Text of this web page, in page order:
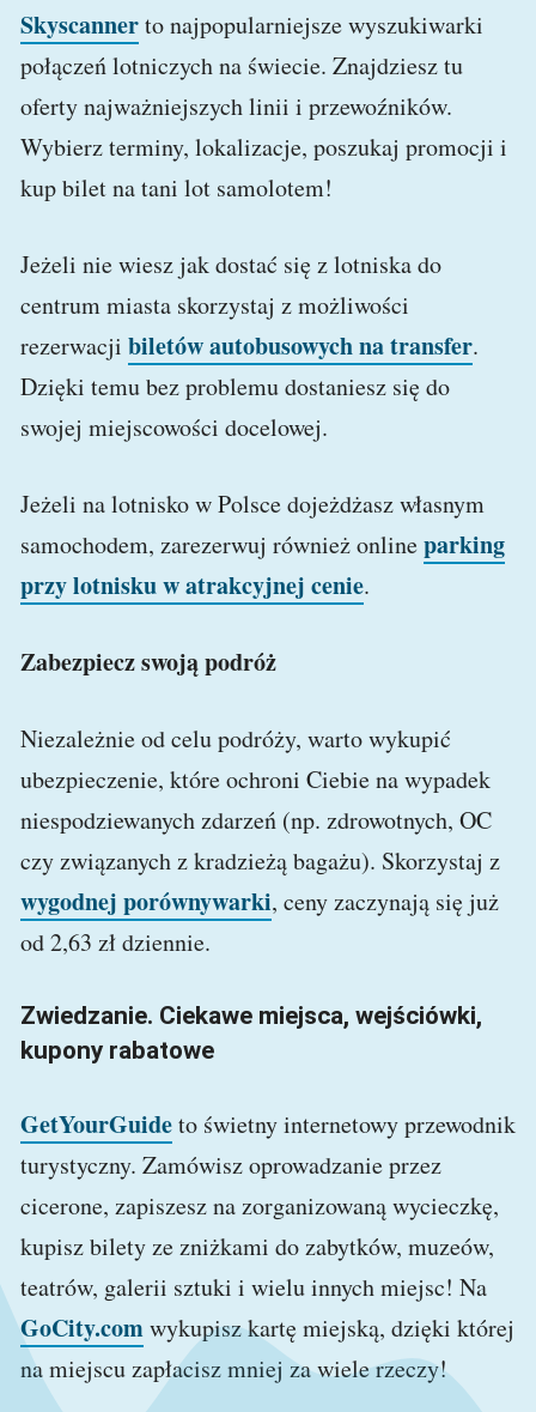
Skyscannerto najpopularniejsze wyszukiwarki
połączeń lotniczych na świecie. Znajdziesz tu
oferty najważniejszych linii i przewoźników.
Wybierz terminy, lokalizacje, poszukaj promocji i
kup bilet na tani lot samolotem!
Jeżeli nie wiesz jak dostać się z lotniska do
centrum miasta skorzystaj z możliwości
rezerwacji biletów autobusowych na transfer.
Dzięki temu bez problemu dostaniesz się do
swojej miejscowości docelowej.
Jeżeli na lotnisko w Polsce dojeżdżasz własnym
samochodem, zarezerwuj również onlineparking
przy lotnisku w atrakcyjnej cenie.
Zabezpiecz swoją podróż
Niezależnie od celu podróży, warto wykupić
ubezpieczenie, które ochroni Ciebie na wypadek
niespodziewanych zdarzeń (np. zdrowotnych, OC
czy związanych z kradzieżą bagażu). Skorzystaj z
wygodnej porównywarki, ceny zaczynają się już
od 2,63 zł dziennie.
Zwiedzanie. Ciekawe miejsca, wejściówki,
kupony rabatowe
GetYourGuideto świetny internetowy przewodnik
turystyczny. Zamówisz oprowadzanie przez
cicerone, zapiszesz na zorganizowaną wycieczkę,
kupisz bilety ze zniżkami do zabytków, muzeów,
teatrów, galerii sztuki i wielu innych miejsc! Na
GoCity.comwykupisz kartę miejską, dzięki której
na miejscu zapłacisz mniej za wiele rzeczy!